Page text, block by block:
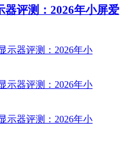
评测：2026年小屏爱